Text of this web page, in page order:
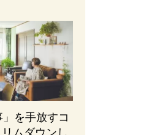
を手放すコ